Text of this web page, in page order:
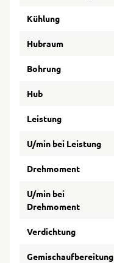
Kühlung
Hubraum
Bohrung
Hub
Leistung
U/min bei Leistung
Drehmoment
U/min bei
Drehmoment
Verdichtung
Gemischaufbereitung